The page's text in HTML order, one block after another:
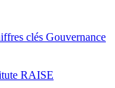
clés Gouvernance
RAISE